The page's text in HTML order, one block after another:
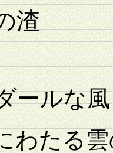
渣
な風
る雲の